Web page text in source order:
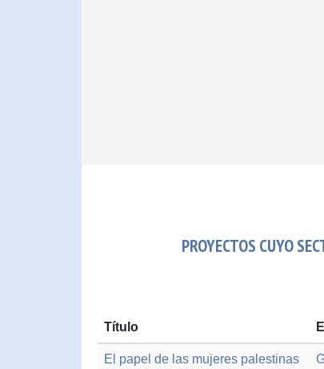
PROYECTOS CUYO
Título
El papel de las mujeres palestinas